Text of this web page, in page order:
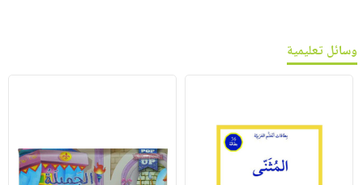
وسائل تعليمية